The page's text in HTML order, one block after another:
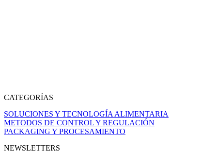
CATEGORÍAS
SOLUCIONES Y TECNOLOGÍA ALIMENTARIA
METODOS DE CONTROL Y REGULACIÓN
PACKAGING Y PROCESAMIENTO
NEWSLETTERS